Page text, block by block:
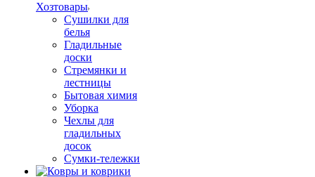
Хозтовары
Сушилки для
белья
Гладильные
доски
Стремянки и
лестницы
Бытовая химия
Уборка
Чехлы для
гладильных
досок
Сумки-тележки